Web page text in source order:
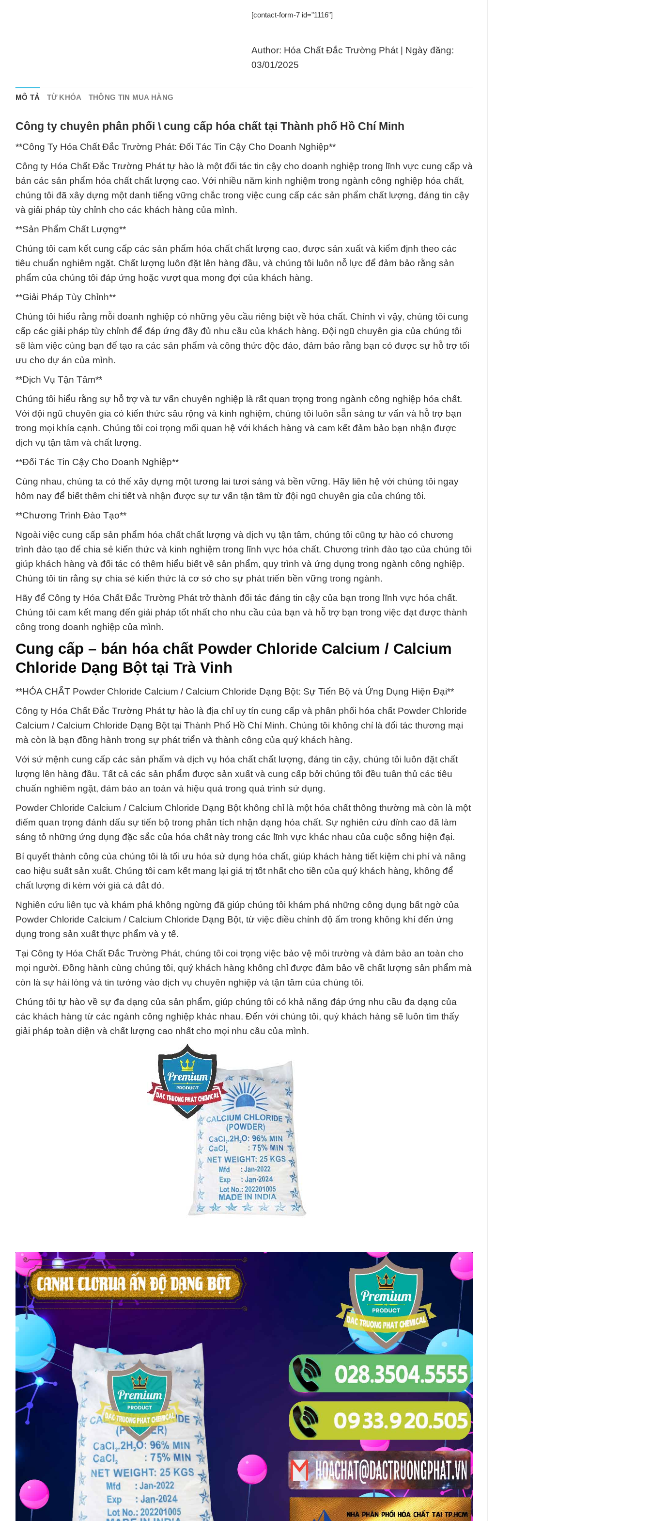
[contact-form-7 id="1116"]
Author: Hóa Chất Đắc Trường Phát | Ngày đăng:
03/01/2025
MÔ TẢ TỪ KHÓA THÔNG TIN MUA HÀNG
Công ty chuyên phân phối \ cung cấp hóa chất tại Thành phố Hồ Chí Minh
**Công Ty Hóa Chất Đắc Trường Phát: Đối Tác Tin Cậy Cho Doanh Nghiệp**
Công ty Hóa Chất Đắc Trường Phát tự hào là một đối tác tin cậy cho doanh nghiệp trong lĩnh vực cung cấp và
bán các sản phẩm hóa chất chất lượng cao. Với nhiều năm kinh nghiệm trong ngành công nghiệp hóa chất,
chúng tôi đã xây dựng một danh tiếng vững chắc trong việc cung cấp các sản phẩm chất lượng, đáng tin cậy
và giải pháp tùy chỉnh cho các khách hàng của mình.
**Sản Phẩm Chất Lượng**
Chúng tôi cam kết cung cấp các sản phẩm hóa chất chất lượng cao, được sản xuất và kiểm định theo các
tiêu chuẩn nghiêm ngặt. Chất lượng luôn đặt lên hàng đầu, và chúng tôi luôn nỗ lực để đảm bảo rằng sản
phẩm của chúng tôi đáp ứng hoặc vượt qua mong đợi của khách hàng.
**Giải Pháp Tùy Chỉnh**
Chúng tôi hiểu rằng mỗi doanh nghiệp có những yêu cầu riêng biệt về hóa chất. Chính vì vậy, chúng tôi cung
cấp các giải pháp tùy chỉnh để đáp ứng đầy đủ nhu cầu của khách hàng. Đội ngũ chuyên gia của chúng tôi
sẽ làm việc cùng bạn để tạo ra các sản phẩm và công thức độc đáo, đảm bảo rằng bạn có được sự hỗ trợ tối
ưu cho dự án của mình.
**Dịch Vụ Tận Tâm**
Chúng tôi hiểu rằng sự hỗ trợ và tư vấn chuyên nghiệp là rất quan trọng trong ngành công nghiệp hóa chất.
Với đội ngũ chuyên gia có kiến thức sâu rộng và kinh nghiệm, chúng tôi luôn sẵn sàng tư vấn và hỗ trợ bạn
trong mọi khía cạnh. Chúng tôi coi trọng mối quan hệ với khách hàng và cam kết đảm bảo bạn nhận được
dịch vụ tận tâm và chất lượng.
**Đối Tác Tin Cậy Cho Doanh Nghiệp**
Cùng nhau, chúng ta có thể xây dựng một tương lai tươi sáng và bền vững. Hãy liên hệ với chúng tôi ngay
hôm nay để biết thêm chi tiết và nhận được sự tư vấn tận tâm từ đội ngũ chuyên gia của chúng tôi.
**Chương Trình Đào Tạo**
Ngoài việc cung cấp sản phẩm hóa chất chất lượng và dịch vụ tận tâm, chúng tôi cũng tự hào có chương
trình đào tạo để chia sẻ kiến thức và kinh nghiệm trong lĩnh vực hóa chất. Chương trình đào tạo của chúng tôi
giúp khách hàng và đối tác có thêm hiểu biết về sản phẩm, quy trình và ứng dụng trong ngành công nghiệp.
Chúng tôi tin rằng sự chia sẻ kiến thức là cơ sở cho sự phát triển bền vững trong ngành.
Hãy để Công ty Hóa Chất Đắc Trường Phát trở thành đối tác đáng tin cậy của bạn trong lĩnh vực hóa chất.
Chúng tôi cam kết mang đến giải pháp tốt nhất cho nhu cầu của bạn và hỗ trợ bạn trong việc đạt được thành
công trong doanh nghiệp của mình.
Cung cấp – bán hóa chất Powder Chloride Calcium / Calcium
Chloride Dạng Bột tại Trà Vinh
**HÓA CHẤT Powder Chloride Calcium / Calcium Chloride Dạng Bột: Sự Tiến Bộ và Ứng Dụng Hiện Đại**
Công ty Hóa Chất Đắc Trường Phát tự hào là địa chỉ uy tín cung cấp và phân phối hóa chất Powder Chloride
Calcium / Calcium Chloride Dạng Bột tại Thành Phố Hồ Chí Minh. Chúng tôi không chỉ là đối tác thương mại
mà còn là bạn đồng hành trong sự phát triển và thành công của quý khách hàng.
Với sứ mệnh cung cấp các sản phẩm và dịch vụ hóa chất chất lượng, đáng tin cậy, chúng tôi luôn đặt chất
lượng lên hàng đầu. Tất cả các sản phẩm được sản xuất và cung cấp bởi chúng tôi đều tuân thủ các tiêu
chuẩn nghiêm ngặt, đảm bảo an toàn và hiệu quả trong quá trình sử dụng.
Powder Chloride Calcium / Calcium Chloride Dạng Bột không chỉ là một hóa chất thông thường mà còn là một
điểm quan trọng đánh dấu sự tiến bộ trong phân tích nhận dạng hóa chất. Sự nghiên cứu đỉnh cao đã làm
sáng tỏ những ứng dụng đặc sắc của hóa chất này trong các lĩnh vực khác nhau của cuộc sống hiện đại.
Bí quyết thành công của chúng tôi là tối ưu hóa sử dụng hóa chất, giúp khách hàng tiết kiệm chi phí và nâng
cao hiệu suất sản xuất. Chúng tôi cam kết mang lại giá trị tốt nhất cho tiền của quý khách hàng, không để
chất lượng đi kèm với giá cả đắt đỏ.
Nghiên cứu liên tục và khám phá không ngừng đã giúp chúng tôi khám phá những công dụng bất ngờ của
Powder Chloride Calcium / Calcium Chloride Dạng Bột, từ việc điều chỉnh độ ẩm trong không khí đến ứng
dụng trong sản xuất thực phẩm và y tế.
Tại Công ty Hóa Chất Đắc Trường Phát, chúng tôi coi trọng việc bảo vệ môi trường và đảm bảo an toàn cho
mọi người. Đồng hành cùng chúng tôi, quý khách hàng không chỉ được đảm bảo về chất lượng sản phẩm mà
còn là sự hài lòng và tin tưởng vào dịch vụ chuyên nghiệp và tận tâm của chúng tôi.
Chúng tôi tự hào về sự đa dạng của sản phẩm, giúp chúng tôi có khả năng đáp ứng nhu cầu đa dạng của
các khách hàng từ các ngành công nghiệp khác nhau. Đến với chúng tôi, quý khách hàng sẽ luôn tìm thấy
giải pháp toàn diện và chất lượng cao nhất cho mọi nhu cầu của mình.